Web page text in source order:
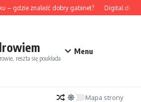
– gdzie znaleźć dobry gabinet? Digital detox
reszta się poukłada
Menu
Mapa strony